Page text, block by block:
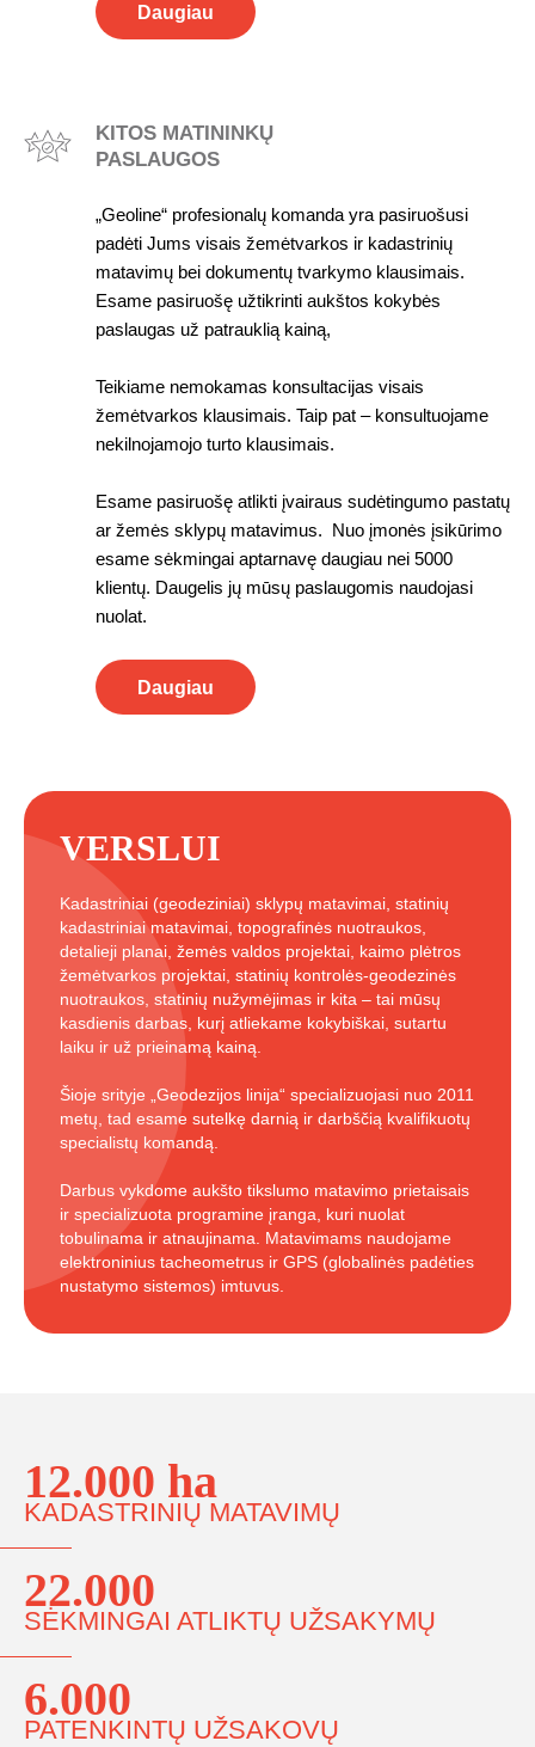
Daugiau
KITOS MATININKŲ
PASLAUGOS
„Geoline“ profesionalų komanda yra pasiruošusi
padėti Jums visais žemėtvarkos ir kadastrinių
matavimų bei dokumentų tvarkymo klausimais.
Esame pasiruošę užtikrinti aukštos kokybės
paslaugas už patrauklią kainą,
Teikiame nemokamas konsultacijas visais
žemėtvarkos klausimais. Taip pat – konsultuojame
nekilnojamojo turto klausimais.
Esame pasiruošę atlikti įvairaus sudėtingumo pastatų
ar žemės sklypų matavimus. Nuo įmonės įsikūrimo
esame sėkmingai aptarnavę daugiau nei 5000
klientų. Daugelis jų mūsų paslaugomis naudojasi
nuolat.
Daugiau
VERSLUI
Kadastriniai (geodeziniai) sklypų matavimai, statinių
kadastriniai matavimai, topografinės nuotraukos,
detalieji planai, žemės valdos projektai, kaimo plėtros
žemėtvarkos projektai, statinių kontrolės-geodezinės
nuotraukos, statinių nužymėjimas ir kita – tai mūsų
kasdienis darbas, kurį atliekame kokybiškai, sutartu
laiku ir už prieinamą kainą.
Šioje srityje „Geodezijos linija“ specializuojasi nuo 2011
metų, tad esame sutelkę darnią ir darbščią kvalifikuotų
specialistų komandą.
Darbus vykdome aukšto tikslumo matavimo prietaisais
ir specializuota programine įranga, kuri nuolat
tobulinama ir atnaujinama. Matavimams naudojame
elektroninius tacheometrus ir GPS (globalinės padėties
nustatymo sistemos) imtuvus.
12.000 ha
KADASTRINIŲ MATAVIMŲ
22.000
SĖKMINGAI ATLIKTŲ UŽSAKYMŲ
6.000
PATENKINTŲ UŽSAKOVŲ